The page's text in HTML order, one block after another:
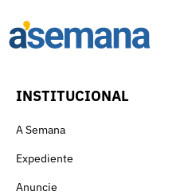
INSTITUCIONAL
A Semana
Expediente
Anuncie